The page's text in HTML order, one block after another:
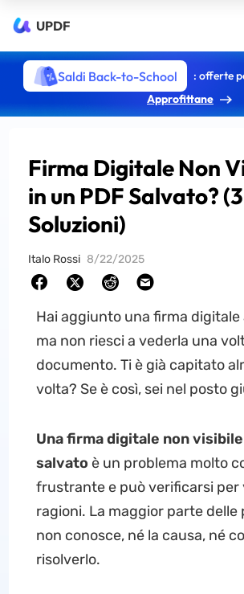
UPDF
Saldi Back-to-School
: offerte
Approfittane
Firma Digitale Non
in un PDF Salvato? (3
Soluzioni)
Italo Rossi 8/22/2025
Hai aggiunto una firma digitale
ma non riesci a vederla una
documento. Ti è già capitato
volta? Se è così, sei nel posto
Una firma digitale non visibile
salvato è un problema molto
frustrante e può verificarsi per
ragioni. La maggior parte delle
non conosce, né la causa, né
risolverlo.